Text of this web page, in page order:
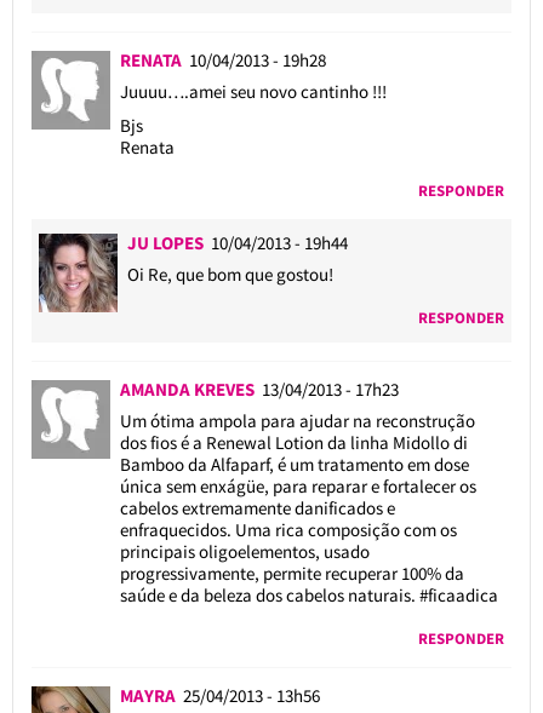
RENATA 10/04/2013 - 19h28
Juuuu….amei seu novo cantinho !!!
Bjs
Renata
RESPONDER
JU LOPES 10/04/2013 - 19h44
Oi Re, que bom que gostou!
RESPONDER
AMANDA KREVES 13/04/2013 - 17h23
Um ótima ampola para ajudar na reconstrução
dos fios é a Renewal Lotion da linha Midollo di
Bamboo da Alfaparf, é um tratamento em dose
única sem enxágüe, para reparar e fortalecer os
cabelos extremamente danificados e
enfraquecidos. Uma rica composição com os
principais oligoelementos, usado
progressivamente, permite recuperar 100% da
saúde e da beleza dos cabelos naturais. #ficaadica
RESPONDER
MAYRA 25/04/2013 - 13h56